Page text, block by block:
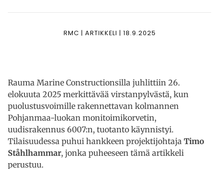
RMC | ARTIKKELI | 18.9.2025
Rauma Marine Constructionsilla juhlittiin 26.
elokuuta 2025 merkittävää virstanpylvästä, kun
puolustusvoimille rakennettavan kolmannen
Pohjanmaa-luokan monitoimikorvetin,
uudisrakennus 6007:n, tuotanto käynnistyi.
Tilaisuudessa puhui hankkeen projektijohtaja Timo
Ståhlhammar, jonka puheeseen tämä artikkeli
perustuu.